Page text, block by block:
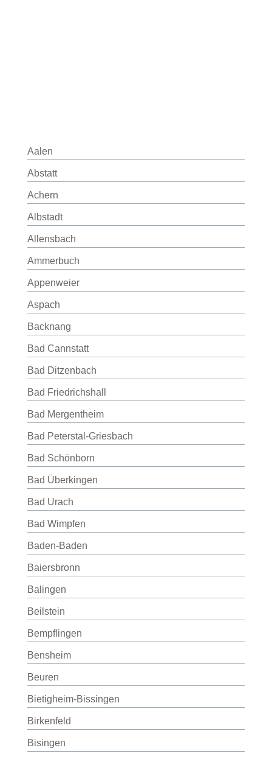
Aalen
Abstatt
Achern
Albstadt
Allensbach
Ammerbuch
Appenweier
Aspach
Backnang
Bad Cannstatt
Bad Ditzenbach
Bad Friedrichshall
Bad Mergentheim
Bad Peterstal-Griesbach
Bad Schönborn
Bad Überkingen
Bad Urach
Bad Wimpfen
Baden-Baden
Baiersbronn
Balingen
Beilstein
Bempflingen
Bensheim
Beuren
Bietigheim-Bissingen
Birkenfeld
Bisingen